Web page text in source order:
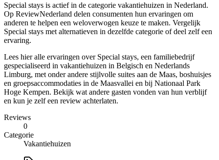
Special stays is actief in de categorie vakantiehuizen in Nederland.
Op ReviewNederland delen consumenten hun ervaringen om
anderen te helpen een weloverwogen keuze te maken. Vergelijk
Special stays met alternatieven in dezelfde categorie of deel zelf een
ervaring.
Lees hier alle ervaringen over Special stays, een familiebedrijf
gespecialiseerd in vakantiehuizen in Belgisch en Nederlands
Limburg, met onder andere stijlvolle suites aan de Maas, boshuisjes
en groepsaccommodaties in de Maasvallei en bij Nationaal Park
Hoge Kempen. Bekijk wat andere gasten vonden van hun verblijf
en kun je zelf een review achterlaten.
Reviews
0
Categorie
Vakantiehuizen